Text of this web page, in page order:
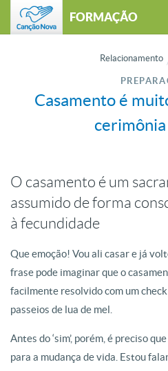
FORMAÇÃO
Relacionamento
Casamento é
O casamento é um
assumido de forma
à fecundidade
Que emoção! Vou ali casar e já
frase pode imaginar que o
facilmente resolvido com um
passeios de lua de mel.
Antes do ‘sim’, porém, é preciso
para a mudança de vida. Estou